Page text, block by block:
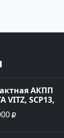
АКПП
VITZ, SCP13,
K410-11A Ростов